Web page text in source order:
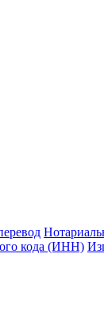
кода (ИНН)